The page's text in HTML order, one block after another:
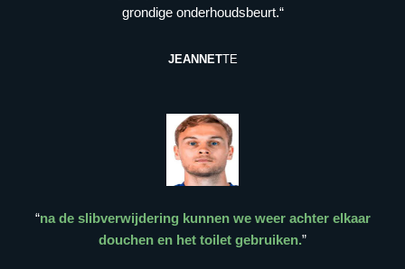
grondige onderhoudsbeurt.“
JEANNETTE
“na de slibverwijdering kunnen we weer achter elkaar
douchen en het toilet gebruiken.”